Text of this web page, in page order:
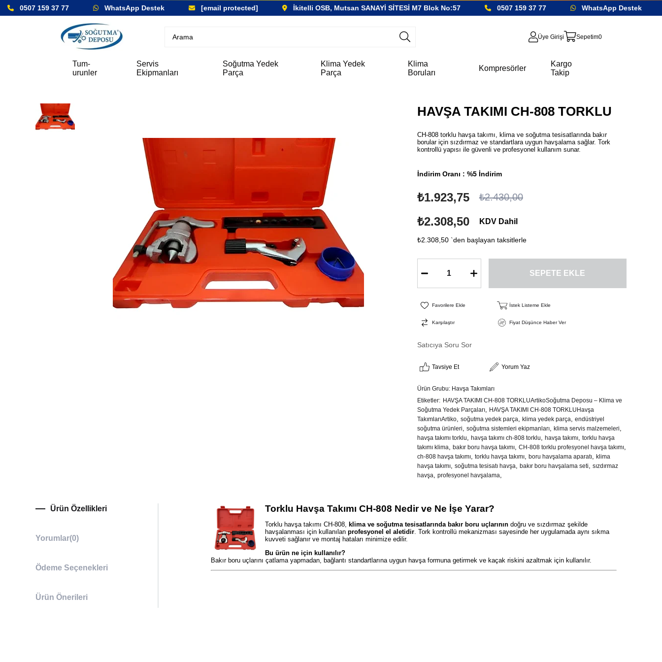
0507 159 37 77 WhatsApp Destek [email protected] İkitelli OSB, Mutsan SANAYİ SİTESİ M7 Blok No:57 0507 159 37 77 WhatsApp Destek
Üye Girişi Sepetim0
Tum-
urunler
Servis
Ekipmanları
Soğutma Yedek
Parça
Klima Yedek
Parça
Klima
Boruları
Kompresörler
Kargo
Takip
HAVŞA TAKIMI CH-808 TORKLU
CH-808 torklu havşa takımı, klima ve soğutma tesisatlarında bakır
borular için sızdırmaz ve standartlara uygun havşalama sağlar. Tork
kontrollü yapısı ile güvenli ve profesyonel kullanım sunar.
İndirim Oranı : %5İndirim
₺2.430,00
₺1.923,75
KDV Dahil
₺2.308,50
₺2.308,50 `den başlayan taksitlerle
Favorilere Ekle İstek Listeme Ekle
Karşılaştır Fiyat Düşünce Haber Ver
Satıcıya Soru Sor
Tavsiye Et Yorum Yaz
Ürün Grubu: Havşa Takımları
Etiketler
HAVŞA TAKIMI CH-808 TORKLUArtikoSoğutma Deposu – Klima ve
Soğutma Yedek Parçaları,
HAVŞA TAKIMI CH-808 TORKLUHavşa
TakımlarıArtiko, soğutma yedek parça klima yedek parça
endüstriyel
soğutma ürünleri
soğutma sistemleri ekipmanları, klima servis malzemeleri
havşa takımı torklu havşa takımı ch-808 torklu havşa takımı, torklu havşa
takımı klima
bakır boru havşa takımı, CH-808 torklu profesyonel havşa takımı,
ch-808 havşa takımı, torklu havşa takımı, boru havşalama aparatı, klima
havşa takımı, soğutma tesisatı havşa bakır boru havşalama seti
sızdırmaz
havşa
profesyonel havşalama
Ürün Özellikleri
Yorumlar(0)
Ödeme Seçenekleri
Ürün Önerileri
Torklu Havşa Takımı CH-808 Nedir ve Ne İşe Yarar?
Torklu havşa takımı CH-808, klima ve soğutma tesisatlarında bakır boru uçlarının doğru ve sızdırmaz şekilde
havşalanması için kullanılan profesyonel el aletidir . Tork kontrollü mekanizması sayesinde her uygulamada aynı sıkma
kuvveti sağlanır ve montaj hataları minimize edilir.
Bu ürün ne için kullanılır?
Bakır boru uçlarını çatlama yapmadan, bağlantı standartlarına uygun havşa formuna getirmek ve kaçak riskini azaltmak için kullanılır.